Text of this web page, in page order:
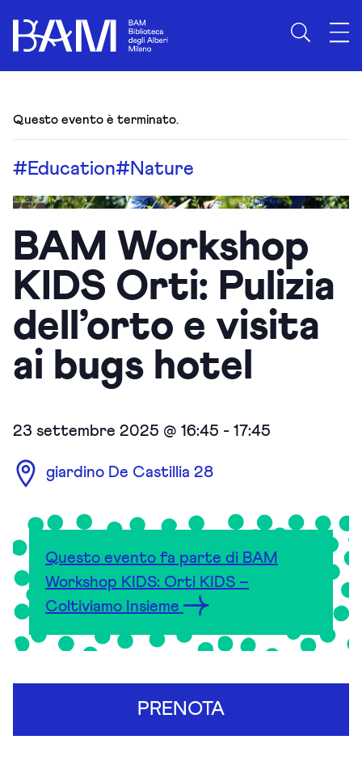
Questo evento è terminato.
#Education#Nature
BAM Workshop
KIDS Orti: Pulizia
dell’orto e visita
ai bugs hotel
23 settembre 2025 @ 16:45 - 17:45
giardino De Castillia 28
Questo evento fa parte di BAM
Workshop KIDS: Orti KIDS –
Coltiviamo Insieme
PRENOTA